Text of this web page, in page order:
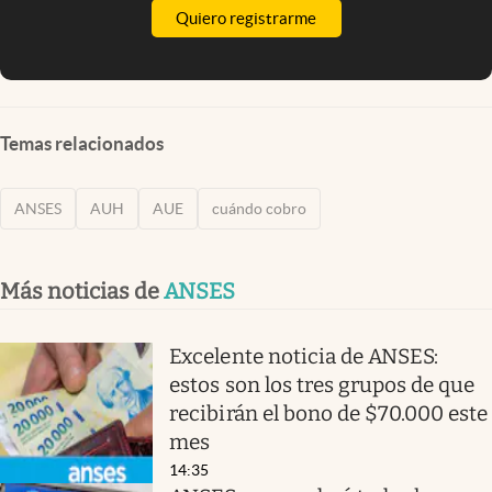
Quiero registrarme
Temas relacionados
ANSES AUH AUE cuándo cobro
Más noticias deANSES
Excelente noticia de ANSES:
estos son los tres grupos de que
recibirán el bono de $70.000 este
mes
14:35